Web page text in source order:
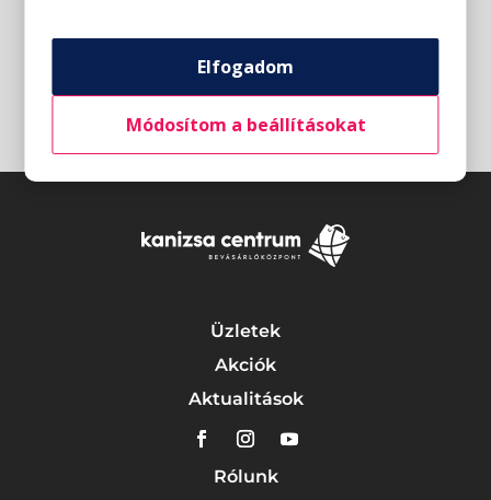
Üzletek
Akciók
Aktualitások
Rólunk
Elfogadom
Módosítom a beállításokat